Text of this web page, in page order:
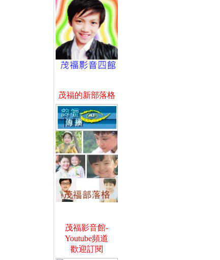
茂福的新部落格
茂福影音館-
Youtube頻道
歡迎訂閱